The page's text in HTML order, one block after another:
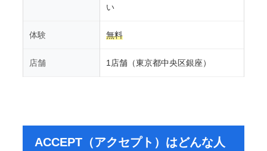
い
体験 無料
店舗 1店舗（東京都中央区銀座）
ACCEPT（アクセプト）はどんな人